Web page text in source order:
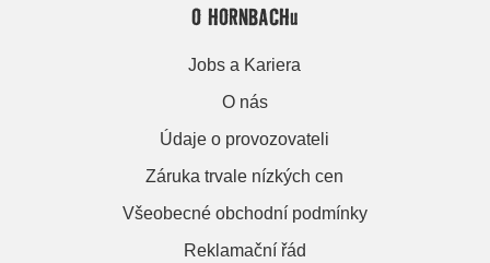
O HORNBACHu
Jobs a Kariera
O nás
Údaje o provozovateli
Záruka trvale nízkých cen
Všeobecné obchodní podmínky
Reklamační řád